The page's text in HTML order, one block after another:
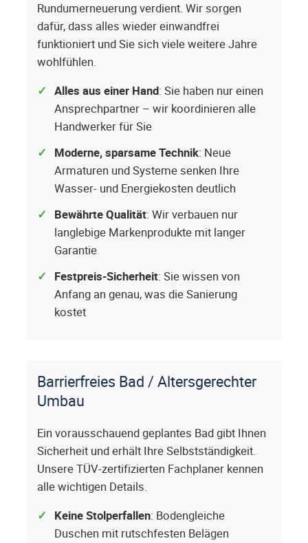
Rundumerneuerung verdient. Wir sorgen
dafür, dass alles wieder einwandfrei
funktioniert und Sie sich viele weitere Jahre
wohlfühlen.
Alles aus einer Hand: Sie haben nur einen
Ansprechpartner – wir koordinieren alle
Handwerker für Sie
Moderne, sparsame Technik: Neue
Armaturen und Systeme senken Ihre
Wasser- und Energiekosten deutlich
Bewährte Qualität: Wir verbauen nur
langlebige Markenprodukte mit langer
Garantie
Festpreis-Sicherheit: Sie wissen von
Anfang an genau, was die Sanierung
kostet
Barrierfreies Bad / Altersgerechter
Umbau
Ein vorausschauend geplantes Bad gibt Ihnen
Sicherheit und erhält Ihre Selbstständigkeit.
Unsere TÜV-zertifizierten Fachplaner kennen
alle wichtigen Details.
Keine Stolperfallen: Bodengleiche
Duschen mit rutschfesten Belägen